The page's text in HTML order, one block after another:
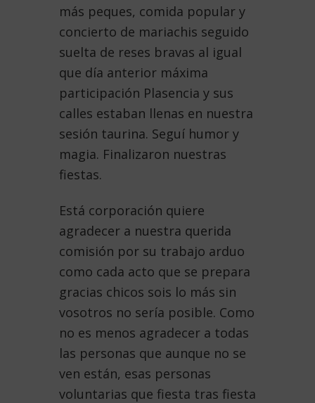
más peques, comida popular y
concierto de mariachis seguido
suelta de reses bravas al igual
que día anterior máxima
participación Plasencia y sus
calles estaban llenas en nuestra
sesión taurina. Seguí humor y
magia. Finalizaron nuestras
fiestas.
Está corporación quiere
agradecer a nuestra querida
comisión por su trabajo arduo
como cada acto que se prepara
gracias chicos sois lo más sin
vosotros no sería posible. Como
no es menos agradecer a todas
las personas que aunque no se
ven están, esas personas
voluntarias que fiesta tras fiesta